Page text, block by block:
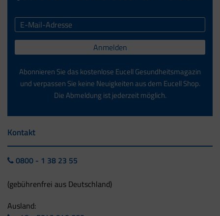
Anmelden
Abonnieren Sie das kostenlose Eucell Gesundheitsmagazin
und verpassen Sie keine Neuigkeiten aus dem Eucell Shop.
Die Abmeldung ist jederzeit möglich.
Kontakt
0800 - 1 38 23 55
(gebührenfrei aus Deutschland)
Ausland: